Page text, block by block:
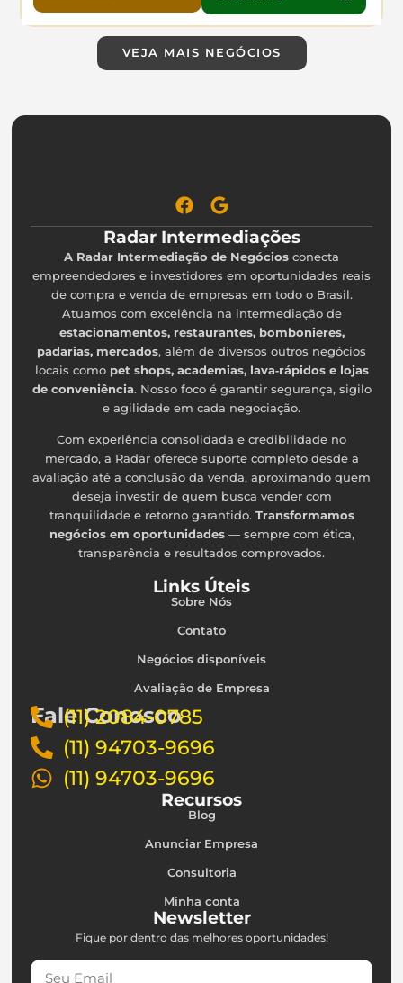
VEJA MAIS NEGÓCIOS
Radar Intermediações
A Radar Intermediação de Negócios conecta
empreendedores e investidores em oportunidades reais
de compra e venda de empresas em todo o Brasil.
Atuamos com excelência na intermediação de
estacionamentos, restaurantes, bombonieres,
padarias, mercados, além de diversos outros negócios
locais como pet shops, academias, lava‑rápidos e lojas
de conveniência. Nosso foco é garantir segurança, sigilo
e agilidade em cada negociação.
Com experiência consolidada e credibilidade no
mercado, a Radar oferece suporte completo desde a
avaliação até a conclusão da venda, aproximando quem
deseja investir de quem busca vender com
tranquilidade e retorno garantido. Transformamos
negócios em oportunidades— sempre com ética,
transparência e resultados comprovados.
Links Úteis
Sobre Nós
Contato
Negócios disponíveis
Avaliação de Empresa
Fale Conosco
(11) 2084-0785
(11) 94703-9696
(11) 94703-9696
Recursos
Blog
Anunciar Empresa
Consultoria
Minha conta
Newsletter
Fique por dentro das melhores oportunidades!